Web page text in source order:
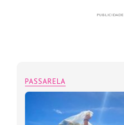
PUBLICIDADE
PASSARELA